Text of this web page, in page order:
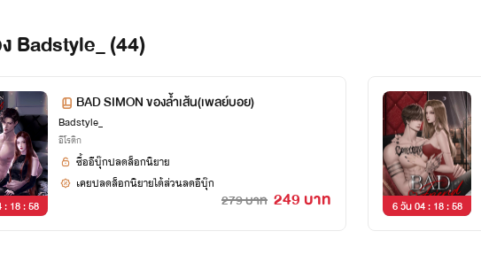
Badstyle_ (44)
: 18 : 58
BAD SIMON ของล้ำเส้น(เพลย์บอย)
Badstyle_
อีโรติก
279 บาท 249 บาท
ซื้ออีบุ๊กปลดล็อกนิยาย
เคยปลดล็อกนิยายได้ส่วนลดอีบุ๊ก
6 วัน 04 : 18 : 58